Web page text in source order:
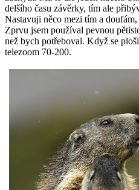
delšího času závěrky, tím ale
Nastavuji něco mezi tím a
Zprvu jsem používal pevnou
než bych potřeboval. Když se
telezoom 70-200.